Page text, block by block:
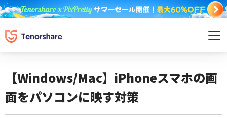
【Windows/Mac】iPhoneスマホの画
面をパソコンに映す対策